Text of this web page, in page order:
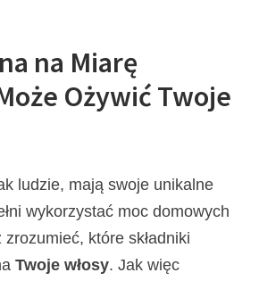
na Miarę
Ożywić Twoje
ludzie, mają swoje unikalne
wykorzystać moc domowych
które składniki
Twoje włosy. Jak więc